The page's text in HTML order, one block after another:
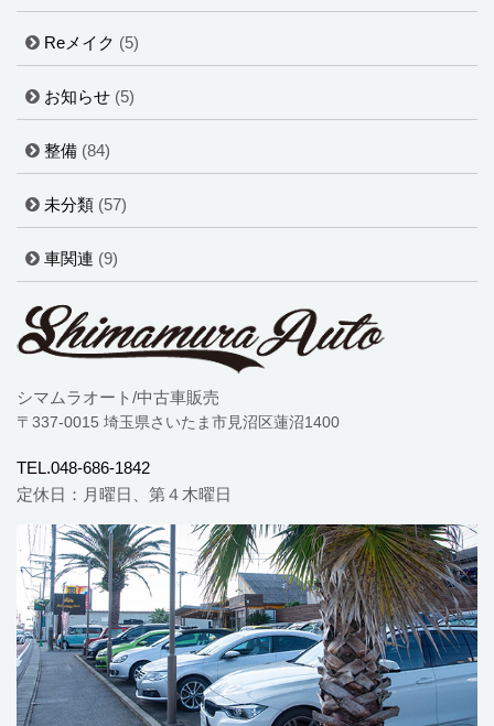
Reメイク (5)
お知らせ (5)
整備 (84)
未分類 (57)
車関連 (9)
シマムラオート/中古車販売
〒337-0015 埼玉県さいたま市見沼区蓮沼1400
TEL.048-686-1842
定休日：月曜日、第４木曜日